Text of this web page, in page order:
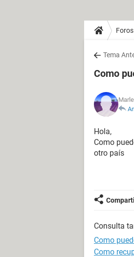
Foros
Tema
Como
Hola,
Como
otro país
Consulta
Como
Como